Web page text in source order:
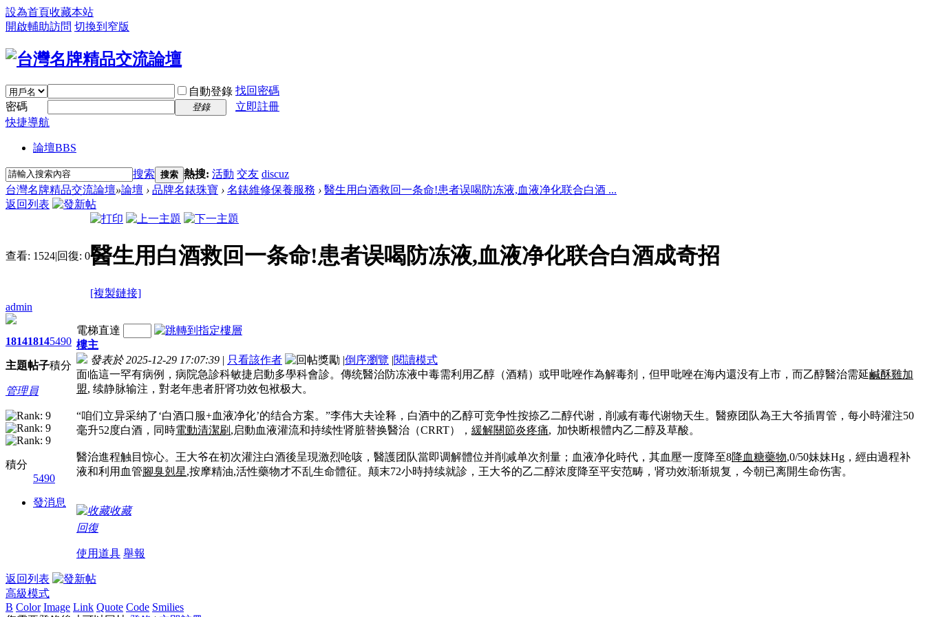
設為首頁收藏本站
開啟輔助訪問 切換到窄版
自動登錄 找回密碼
密碼
登錄
立即註冊
快捷導航
論壇BBS
搜索 搜索 熱搜: 活動 交友 discuz
台灣名牌精品交流論壇»論壇 › 品牌名錶珠寶 › 名錶維修保養服務 › 醫生用白酒救回一条命!患者误喝防冻液,血液净化联合白酒 ...
返回列表
查看: 1524|回復: 0醫生用白酒救回一条命!患者误喝防冻液,血液净化联合白酒成奇招
[複製鏈接]
admin
1814
主題
1814
帖子
5490
積分
管理員
積分
5490
發消息
電梯直達
樓主
發表於 2025-12-29 17:07:39 | 只看該作者 |倒序瀏覽 |閱讀模式
面临這一罕有病例，病院急診科敏捷启動多學科會診。傳统醫治防冻液中毒需利用乙醇（酒精）或甲吡唑作為解毒剂，但甲吡唑在海内還没有上市，而乙醇醫治需延鹹酥雞加
盟, 续静脉输注，對老年患者肝肾功效包袱极大。
“咱们立异采纳了‘白酒口服+血液净化’的结合方案。”李伟大夫诠释，白酒中的乙醇可竞争性按捺乙二醇代谢，削减有毒代谢物天生。醫療团队為王大爷插胃管，每小時灌注50
毫升52度白酒，同時電動清潔刷 ,启動血液灌流和持续性肾脏替换醫治（CRRT）， 緩解關節炎疼痛, 加快断根體内乙二醇及草酸。
醫治進程触目惊心。王大爷在初次灌注白酒後呈現激烈呛咳，醫護团队當即调解體位并削减单次剂量；血液净化時代，其血壓一度降至8降血糖藥物,0/50妹妹Hg，經由過程补
液和利用血管腳臭剋星,按摩精油,活性藥物才不乱生命體征。颠末72小時持续就診，王大爷的乙二醇浓度降至平安范畴，肾功效渐渐規复，今朝已离開生命伤害。
收藏
回復
使用道具 舉報
返回列表
高級模式
B Color Image Link Quote Code Smilies